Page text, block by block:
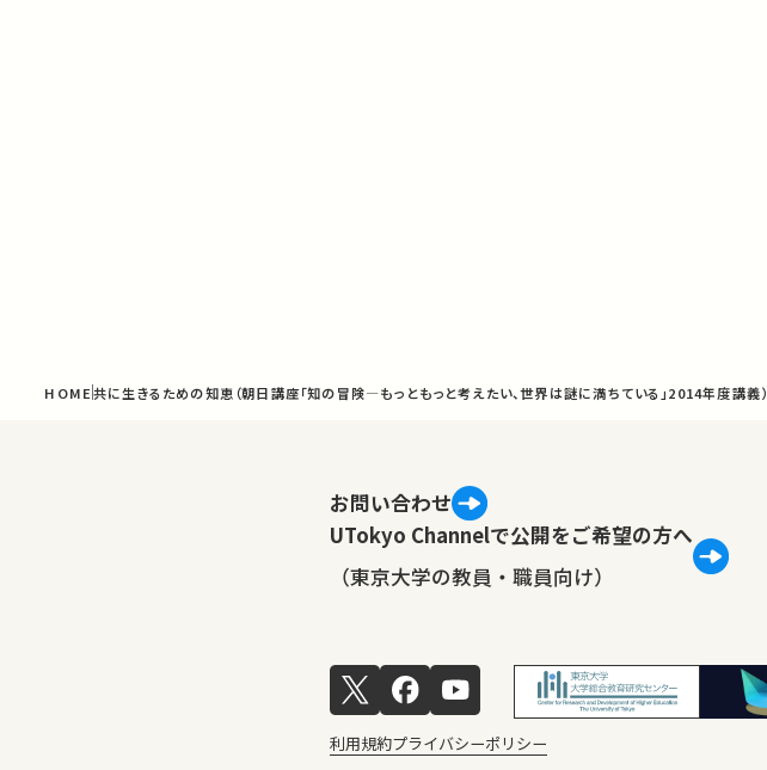
HOME共に生きるための知恵（朝日講座「知の冒険—もっともっと考えたい、世界は謎に満ちている」2014年度講義）
お問い合わせ
UTokyo Channelで公開をご希望の方へ
（東京大学の教員・職員向け）
利用規約プライバシーポリシー